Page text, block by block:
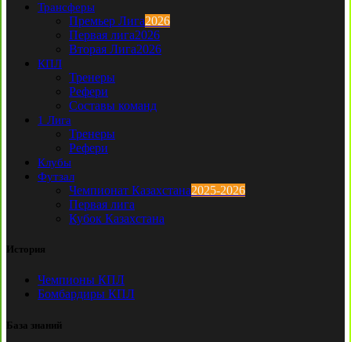
Трансферы
Премьер Лига2026
Первая лига2026
Вторая Лига2026
КПЛ
Тренеры
Рефери
Составы команд
1 Лига
Тренеры
Рефери
Клубы
Футзал
Чемпионат Казахстана2025-2026
Первая лига
Кубок Казахстана
История
Чемпионы КПЛ
Бомбардиры КПЛ
База знаний